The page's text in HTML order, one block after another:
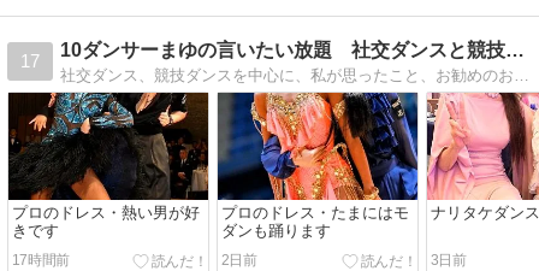
17
10ダンサーまゆの言いたい放題 社交ダンスと競技ダンス
社交ダンス、競技ダンスを中心に、私が思ったこと、お勧めのお遊びスポット、レッスン、ドレス、パーティー、グルメ情報等、好き勝手に書いて紹介していきます。
プロのドレス・熱い男が好
きです
17時間前
プロのドレス・たまにはモ
ダンも踊ります
2日前
ナリタケダン
3日前